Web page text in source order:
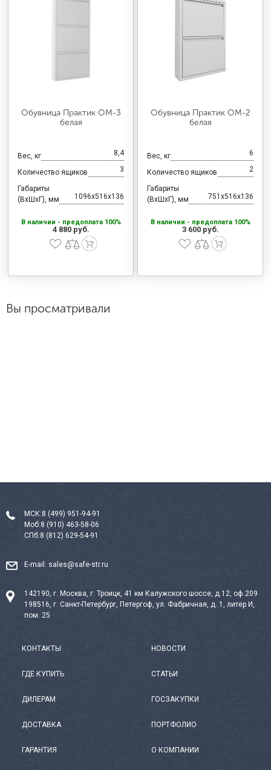
Обувница Практик ОМ-3
белая
Вес, кг 8,4
Количество ящиков 3
Габариты
(ВхШхГ), мм
1096x516x136
В наличии - предоплата 100%
4 880 руб.
Обувница Практик ОМ-2
белая
Вес, кг 6
Количество ящиков 2
Габариты
(ВхШхГ), мм
751x516x136
В наличии - предоплата 100%
3 600 руб.
Вы просматривали
МСК:8 (499) 951-94-91
Моб:8 (910) 463-58-06
СПб:8 (812) 629-54-91
E-mail: sales@safe-str.ru
142190, г. Москва, г. Троицк, 41 км Калужского шоссе, д.12, оф.209
198516, г. Санкт-Петербург, Петергоф, ул. Фабричная, д. 1, литер И,
пом. 25
КОНТАКТЫ
ГДЕ КУПИТЬ
ДИЛЕРАМ
ДОСТАВКА
ГАРАНТИЯ
НОВОСТИ
СТАТЬИ
ГОСЗАКУПКИ
ПОРТФОЛИО
О КОМПАНИИ